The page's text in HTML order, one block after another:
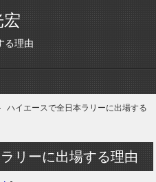
宏
る理由
ハイエースで全日本ラリーに出場する
リーに出場する理由